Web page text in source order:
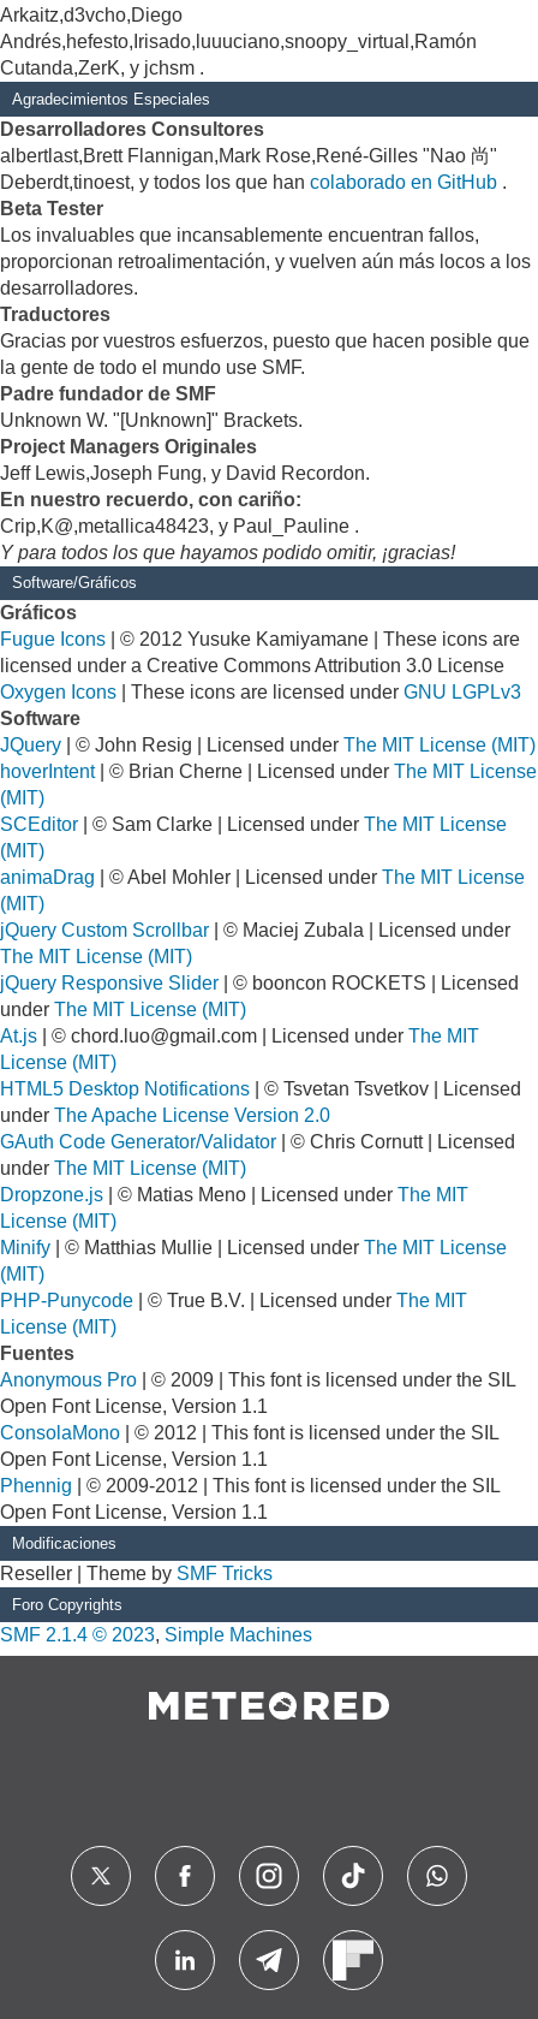
Arkaitz,d3vcho,Diego
Andrés,hefesto,Irisado,luuuciano,snoopy_virtual,Ramón
Cutanda,ZerK, y jchsm .
Agradecimientos Especiales
Desarrolladores Consultores
albertlast,Brett Flannigan,Mark Rose,René-Gilles "Nao 尚"
Deberdt,tinoest, y todos los que han colaborado en GitHub .
Beta Tester
Los invaluables que incansablemente encuentran fallos,
proporcionan retroalimentación, y vuelven aún más locos a los
desarrolladores.
Traductores
Gracias por vuestros esfuerzos, puesto que hacen posible que
la gente de todo el mundo use SMF.
Padre fundador de SMF
Unknown W. "[Unknown]" Brackets.
Project Managers Originales
Jeff Lewis,Joseph Fung, y David Recordon.
En nuestro recuerdo, con cariño:
Crip,K@,metallica48423, y Paul_Pauline .
Y para todos los que hayamos podido omitir, ¡gracias!
Software/Gráficos
Gráficos
Fugue Icons | © 2012 Yusuke Kamiyamane | These icons are
licensed under a Creative Commons Attribution 3.0 License
Oxygen Icons | These icons are licensed under GNU LGPLv3
Software
JQuery | © John Resig | Licensed under The MIT License (MIT)
hoverIntent| © Brian Cherne | Licensed under The MIT License
(MIT)
SCEditor | © Sam Clarke | Licensed under The MIT License
(MIT)
animaDrag | © Abel Mohler | Licensed under The MIT License
(MIT)
jQuery Custom Scrollbar | © Maciej Zubala | Licensed under
The MIT License (MIT)
jQuery Responsive Slider | © booncon ROCKETS | Licensed
under The MIT License (MIT)
At.js | © chord.luo@gmail.com | Licensed under The MIT
License (MIT)
HTML5 Desktop Notifications | © Tsvetan Tsvetkov | Licensed
under The Apache License Version 2.0
GAuth Code Generator/Validator | © Chris Cornutt | Licensed
under The MIT License (MIT)
Dropzone.js | © Matias Meno | Licensed under The MIT
License (MIT)
Minify | © Matthias Mullie | Licensed under The MIT License
(MIT)
PHP-Punycode | © True B.V. | Licensed under The MIT
License (MIT)
Fuentes
Anonymous Pro | © 2009 | This font is licensed under the SIL
Open Font License, Version 1.1
ConsolaMono | © 2012 | This font is licensed under the SIL
Open Font License, Version 1.1
Phennig | © 2009-2012 | This font is licensed under the SIL
Open Font License, Version 1.1
Modificaciones
Reseller | Theme by SMF Tricks
Foro Copyrights
SMF 2.1.4 © 2023, Simple Machines